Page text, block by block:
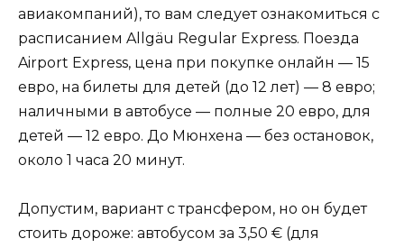
авиакомпаний), то вам следует ознакомиться с
расписанием Allgäu Regular Express. Поезда
Airport Express, цена при покупке онлайн — 15
евро, на билеты для детей (до 12 лет) — 8 евро;
наличными в автобусе — полные 20 евро, для
детей — 12 евро. До Мюнхена — без остановок,
около 1 часа 20 минут.
Допустим, вариант с трансфером, но он будет
стоить дороже: автобусом за 3,50 € (для